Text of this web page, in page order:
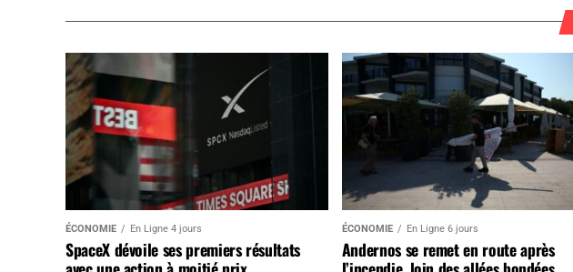
ÉCONOMIE En Ligne 4 jours
SpaceX dévoile ses premiers résultats
ÉCONOMIE En Ligne 6 jours
Andernos se remet en route après